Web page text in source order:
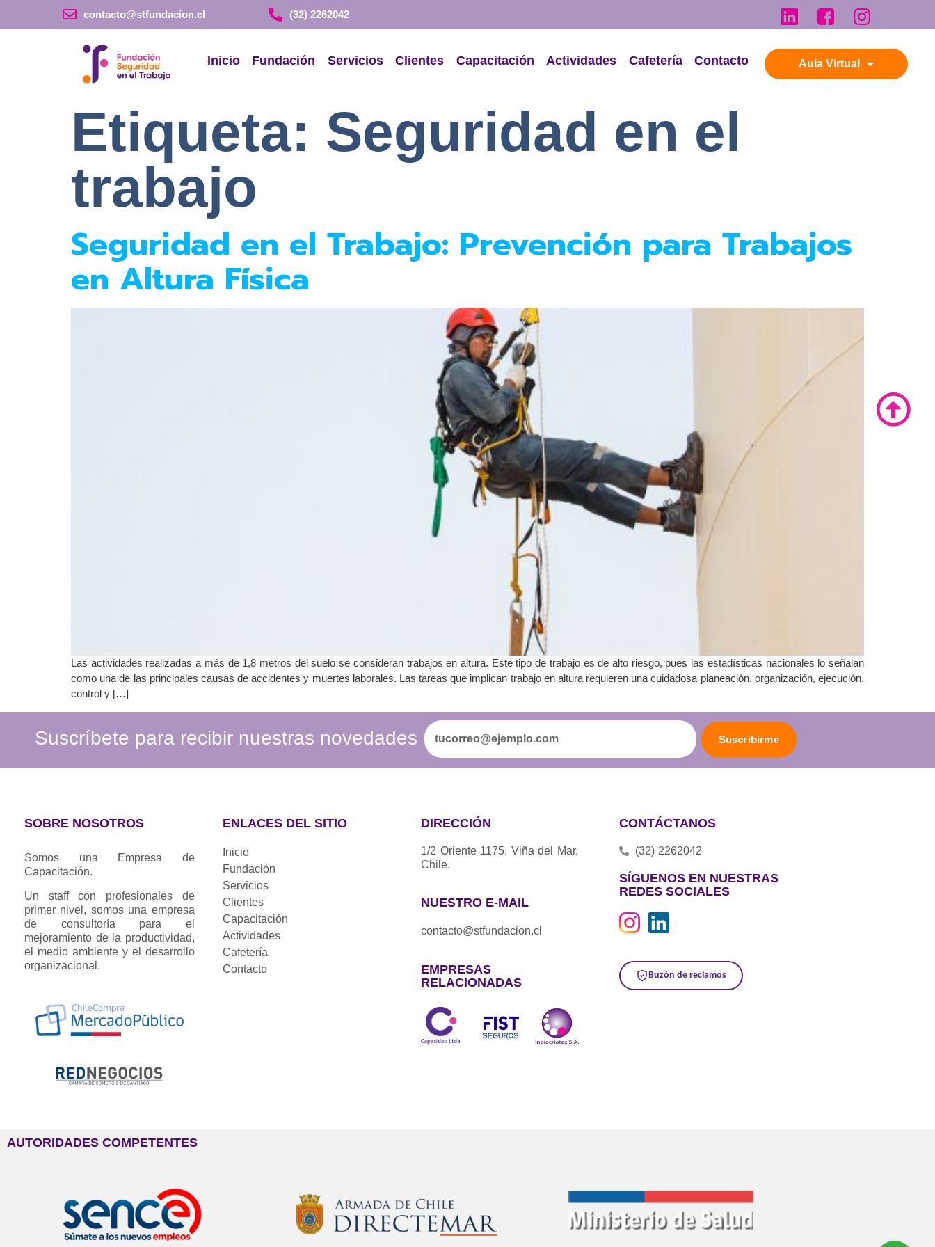
contacto@stfundacion.cl (32) 2262042
Inicio Fundación Servicios Clientes Capacitación Actividades Cafetería Contacto Aula Virtual
Etiqueta: Seguridad en el
trabajo
Seguridad en el Trabajo: Prevención para Trabajos
en Altura Física
Las actividades realizadas a más de 1,8 metros del suelo se consideran trabajos en altura. Este tipo de trabajo es de alto riesgo, pues las estadísticas nacionales lo señalan
como una de las principales causas de accidentes y muertes laborales. Las tareas que implican trabajo en altura requieren una cuidadosa planeación, organización, ejecución,
control y […]
Suscríbete para recibir nuestras novedades Suscribirme
SOBRE NOSOTROS
Somos una Empresa de
Capacitación.
Un staff con profesionales de
primer nivel, somos una empresa
de consultoría para el
mejoramiento de la productividad,
el medio ambiente y el desarrollo
organizacional.
ENLACES DEL SITIO
Inicio
Fundación
Servicios
Clientes
Capacitación
Actividades
Cafetería
Contacto
DIRECCIÓN
1/2 Oriente 1175, Viña del Mar,
Chile.
NUESTRO E-MAIL
contacto@stfundacion.cl
EMPRESAS
RELACIONADAS
CONTÁCTANOS
(32) 2262042
SÍGUENOS EN NUESTRAS
REDES SOCIALES
Buzón de reclamos
AUTORIDADES COMPETENTES